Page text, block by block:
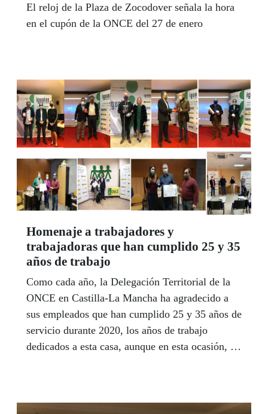
El reloj de la Plaza de Zocodover señala la hora
en el cupón de la ONCE del 27 de enero
Homenaje a trabajadores y
trabajadoras que han cumplido 25 y 35
años de trabajo
Como cada año, la Delegación Territorial de la
ONCE en Castilla-La Mancha ha agradecido a
sus empleados que han cumplido 25 y 35 años de
servicio durante 2020, los años de trabajo
dedicados a esta casa, aunque en esta ocasión, de